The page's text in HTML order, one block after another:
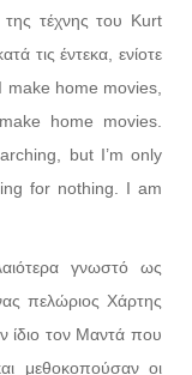
της τέχνης του Kurt
τις έντεκα, ενίοτε
make home movies,
home movies.
but I’m only
for nothing. I am
γνωστό ως
πελώριος Χάρτης
ίδιο τον Μαντά που
μεθοκοπούσαν οι